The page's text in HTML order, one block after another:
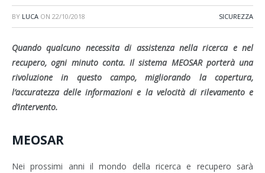
BY LUCA ON 22/10/2018 SICUREZZA
Quando qualcuno necessita di assistenza nella ricerca e nel
recupero, ogni minuto conta. Il sistema MEOSAR porterà una
rivoluzione in questo campo, migliorando la copertura,
l’accuratezza delle informazioni e la velocità di rilevamento e
d’intervento.
MEOSAR
Nei prossimi anni il mondo della ricerca e recupero sarà